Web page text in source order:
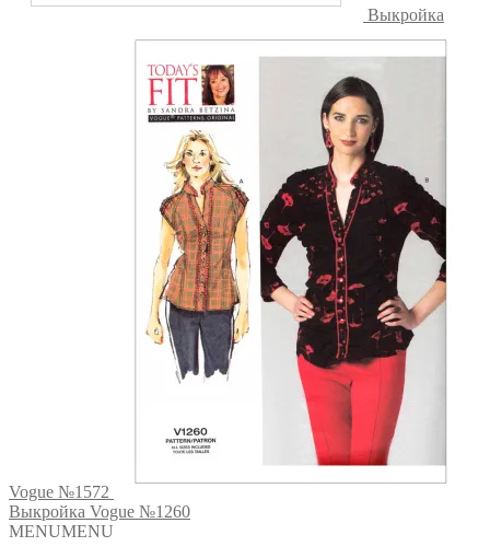
Выкройка
Vogue №1572
Выкройка Vogue №1260
MENUMENU